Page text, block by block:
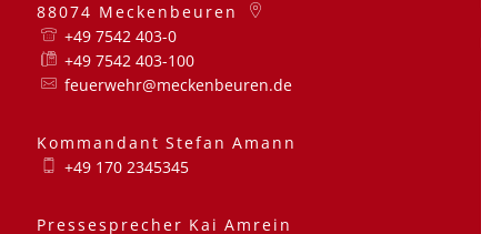
88074 Meckenbeuren
+49 7542 403-0
+49 7542 403-100
feuerwehr@meckenbeuren.de
Kommandant Stefan Amann
+49 170 2345345
Pressesprecher Kai Amrein